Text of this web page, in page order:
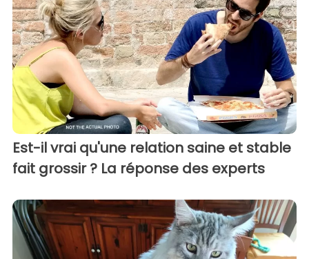
Est-il vrai qu'une relation saine et stable
fait grossir ? La réponse des experts